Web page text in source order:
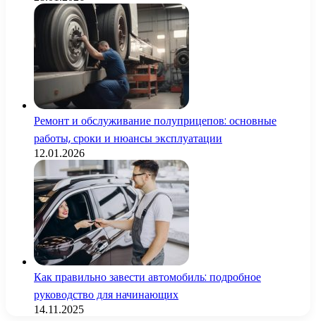
Ремонт и обслуживание полуприцепов: основные
работы, сроки и нюансы эксплуатации
12.01.2026
Как правильно завести автомобиль: подробное
руководство для начинающих
14.11.2025